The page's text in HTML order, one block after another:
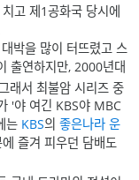
고 제1공화국 당시에
박을 많이 터뜨렸고 스
출연하지만, 2000년대
그래서 최불암 시리즈 중
'야 여긴 KBS야 MBC
는 KBS의좋은나라 운
즐겨 피우던 담배도